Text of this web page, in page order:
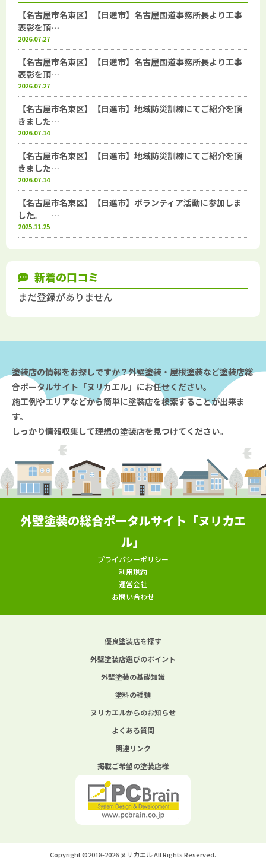
【名古屋市名東区】【日進市】名古屋国道事務所長より工事
表彰を頂…
2026.07.27
【名古屋市名東区】【日進市】名古屋国道事務所長より工事
表彰を頂…
2026.07.27
【名古屋市名東区】【日進市】地域防災訓練にてご紹介を頂
きました…
2026.07.14
【名古屋市名東区】【日進市】地域防災訓練にてご紹介を頂
きました…
2026.07.14
【名古屋市名東区】【日進市】ボランティア活動に参加しま
した。 …
2025.11.25
新着の口コミ
まだ登録がありません
塗装店の情報をお探しですか？外壁塗装・屋根塗装など塗装店総
合ポータルサイト「ヌリカエル」にお任せください。
施工例やエリアなどから簡単に塗装店を検索することが出来ま
す。
しっかり情報収集して理想の塗装店を見つけてください。
外壁塗装の総合ポータルサイト「ヌリカエ
ル」
プライバシーポリシー
利用規約
運営会社
お問い合わせ
優良塗装店を探す
外壁塗装店選びのポイント
外壁塗装の基礎知識
塗料の種類
ヌリカエルからのお知らせ
よくある質問
関連リンク
掲載ご希望の塗装店様
Copyright ©2018-2026 ヌリカエル All Rights Reserved.